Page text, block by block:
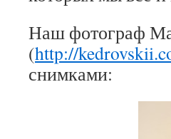
Наш фотограф
(http://
снимками: